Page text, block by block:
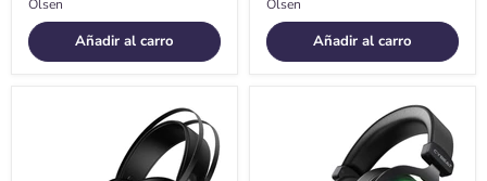
Olsen
Añadir al carro
Olsen
Añadir al carro